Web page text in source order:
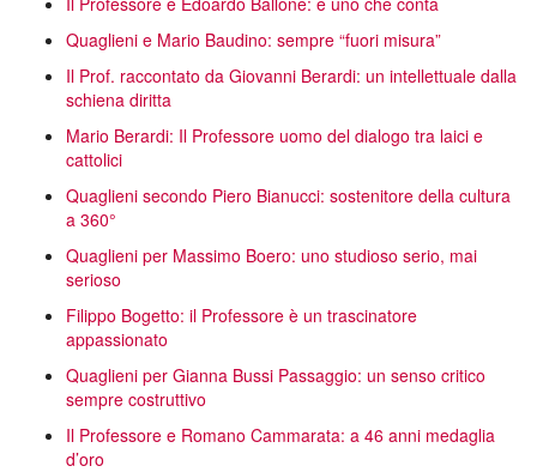
Quaglieni e Mario Baudino: sempre “fuori misura”
Il Prof. raccontato da Giovanni Berardi: un intellettuale dalla
schiena diritta
Mario Berardi: Il Professore uomo del dialogo tra laici e
cattolici
Quaglieni secondo Piero Bianucci: sostenitore della cultura
a 360°
Quaglieni per Massimo Boero: uno studioso serio, mai
serioso
Filippo Bogetto: il Professore è un trascinatore
appassionato
Quaglieni per Gianna Bussi Passaggio: un senso critico
sempre costruttivo
Il Professore e Romano Cammarata: a 46 anni medaglia
d’oro